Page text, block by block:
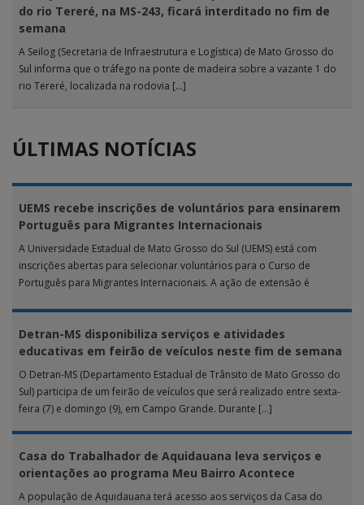
do rio Tereré, na MS-243, ficará interditado no fim de
semana
A Seilog (Secretaria de Infraestrutura e Logística) de Mato Grosso do
Sul informa que o tráfego na ponte de madeira sobre a vazante 1 do
rio Tereré, localizada na rodovia […]
ÚLTIMAS NOTÍCIAS
UEMS recebe inscrições de voluntários para ensinarem
Português para Migrantes Internacionais
A Universidade Estadual de Mato Grosso do Sul (UEMS) está com
inscrições abertas para selecionar voluntários para o Curso de
Português para Migrantes Internacionais. A ação de extensão é
Detran-MS disponibiliza serviços e atividades
educativas em feirão de veículos neste fim de semana
O Detran-MS (Departamento Estadual de Trânsito de Mato Grosso do
Sul) participa de um feirão de veículos que será realizado entre sexta-
feira (7) e domingo (9), em Campo Grande. Durante […]
Casa do Trabalhador de Aquidauana leva serviços e
orientações ao programa Meu Bairro Acontece
A população de Aquidauana terá acesso aos serviços da Casa do